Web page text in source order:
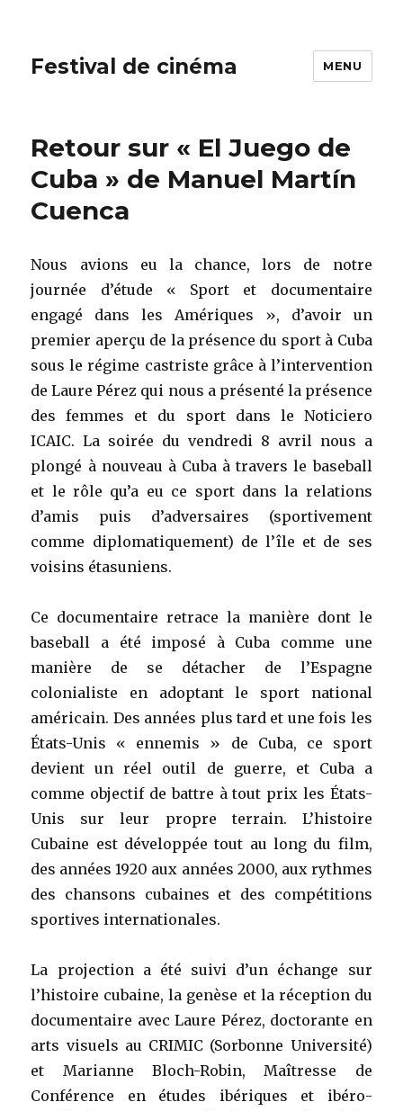
Festival de cinéma MENU
Retour sur « El Juego de
Cuba » de Manuel Martín
Cuenca
Nous avions eu la chance, lors de notre
journée d’étude « Sport et documentaire
engagé dans les Amériques », d’avoir un
premier aperçu de la présence du sport à Cuba
sous le régime castriste grâce à l’intervention
de Laure Pérez qui nous a présenté la présence
des femmes et du sport dans le Noticiero
ICAIC. La soirée du vendredi 8 avril nous a
plongé à nouveau à Cuba à travers le baseball
et le rôle qu’a eu ce sport dans la relations
d’amis puis d’adversaires (sportivement
comme diplomatiquement) de l’île et de ses
voisins étasuniens.
Ce documentaire retrace la manière dont le
baseball a été imposé à Cuba comme une
manière de se détacher de l’Espagne
colonialiste en adoptant le sport national
américain. Des années plus tard et une fois les
États-Unis « ennemis » de Cuba, ce sport
devient un réel outil de guerre, et Cuba a
comme objectif de battre à tout prix les États-
Unis sur leur propre terrain. L’histoire
Cubaine est développée tout au long du film,
des années 1920 aux années 2000, aux rythmes
des chansons cubaines et des compétitions
sportives internationales.
La projection a été suivi d’un échange sur
l’histoire cubaine, la genèse et la réception du
documentaire avec Laure Pérez, doctorante en
arts visuels au CRIMIC (Sorbonne Université)
et Marianne Bloch-Robin, Maîtresse de
Conférence en études ibériques et ibéro-